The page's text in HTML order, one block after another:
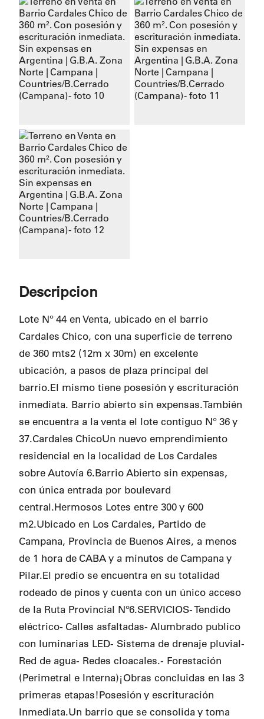
Descripcion
Lote Nº 44 en Venta, ubicado en el barrio
Cardales Chico, con una superficie de terreno
de 360 mts2 (12m x 30m) en excelente
ubicación, a pasos de plaza principal del
barrio.El mismo tiene posesión y escrituración
inmediata. Barrio abierto sin expensas.También
se encuentra a la venta el lote contiguo Nº 36 y
37.Cardales ChicoUn nuevo emprendimiento
residencial en la localidad de Los Cardales
sobre Autovía 6.Barrio Abierto sin expensas,
con única entrada por boulevard
central.Hermosos Lotes entre 300 y 600
m2.Ubicado en Los Cardales, Partido de
Campana, Provincia de Buenos Aires, a menos
de 1 hora de CABA y a minutos de Campana y
Pilar.El predio se encuentra en su totalidad
rodeado de pinos y cuenta con un único acceso
de la Ruta Provincial Nº6.SERVICIOS- Tendido
eléctrico- Calles asfaltadas- Alumbrado publico
con luminarias LED- Sistema de drenaje pluvial-
Red de agua- Redes cloacales.- Forestación
(Perimetral e Interna)¡Obras concluidas en las 3
primeras etapas!Posesión y escrituración
Inmediata.Un barrio que se consolida y toma